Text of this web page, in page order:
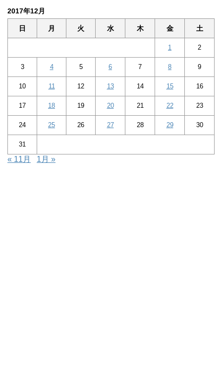
2017年12月
日 月 火 水 木 金 土
1 2
3 4 5 6 7 8 9
10 11 12 13 14 15 16
17 18 19 20 21 22 23
24 25 26 27 28 29 30
31
« 11月 1月 »